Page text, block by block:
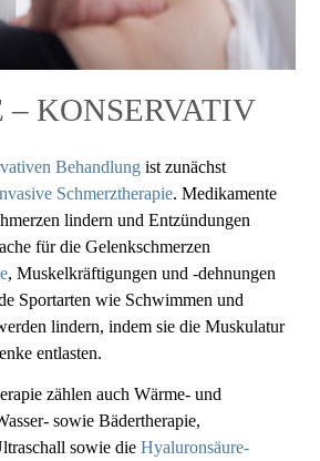
– KONSERVATIV
Behandlung ist zunächst
Schmerztherapie. Medikamente
lindern und Entzündungen
für die Gelenkschmerzen
, Muskelkräftigungen und -dehnungen
Sportarten wie Schwimmen und
lindern, indem sie die Muskulatur
entlasten.
zählen auch Wärme- und
sowie Bädertherapie,
sowie die Hyaluronsäure-